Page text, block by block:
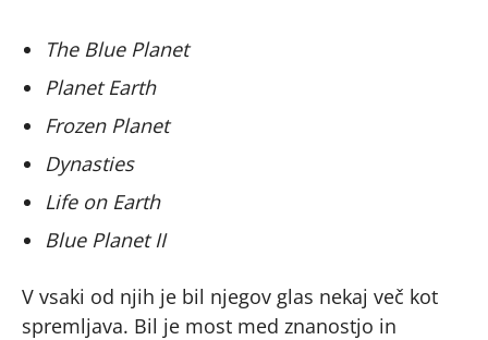
The Blue Planet
Planet Earth
Frozen Planet
Dynasties
Life on Earth
Blue Planet II
V vsaki od njih je bil njegov glas nekaj več kot
spremljava. Bil je most med znanostjo in